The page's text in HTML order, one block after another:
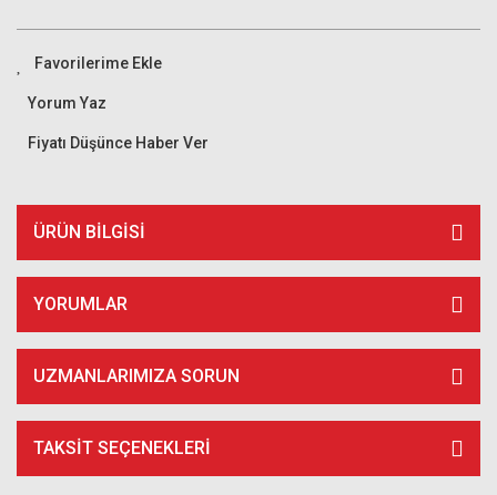
Yorum Yaz
Fiyatı Düşünce Haber Ver
ÜRÜN BILGISI
YORUMLAR
UZMANLARIMIZA SORUN
TAKSIT SEÇENEKLERI